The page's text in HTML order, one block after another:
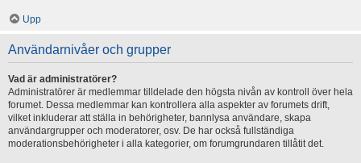
Upp
Användarnivåer och grupper
Vad är administratörer?
Administratörer är medlemmar tilldelade den högsta nivån av kontroll över hela
forumet. Dessa medlemmar kan kontrollera alla aspekter av forumets drift,
vilket inkluderar att ställa in behörigheter, bannlysa användare, skapa
användargrupper och moderatorer, osv. De har också fullständiga
moderationsbehörigheter i alla kategorier, om forumgrundaren tillåtit det.